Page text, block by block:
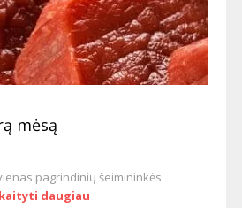
mėsą
pagrindinių šeimininkės
daugiau